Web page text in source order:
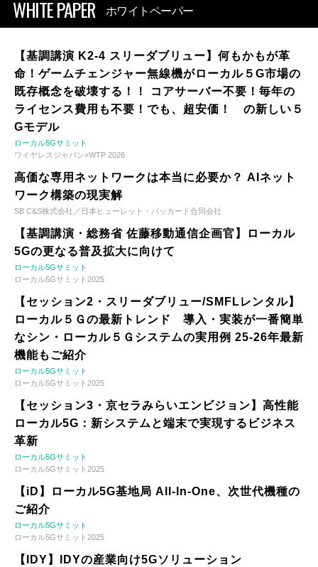
WHITE PAPER ホワイトペーパー
【基調講演 K2-4 スリーダブリュー】何もかもが革
命！ゲームチェンジャー無線機がローカル５G市場の
既存概念を破壊する！！ コアサーバー不要！毎年の
ライセンス費用も不要！でも、超安価！ の新しい５
Gモデル
ローカル5Gサミット
ワイヤレスジャパン×WTP 2026
高価な専用ネットワークは本当に必要か？ AIネット
ワーク構築の現実解
SB C&S株式会社／日本ヒューレット・パッカード合同会社
【基調講演・総務省 佐藤移動通信企画官】ローカル
5Gの更なる普及拡大に向けて
ローカル5Gサミット
ローカル5Gサミット2025
【セッション2・スリーダブリュー/SMFLレンタル】
ローカル５Ｇの最新トレンド 導入・実装が一番簡単
なシン・ローカル５Ｇシステムの実用例 25-26年最新
機能もご紹介
ローカル5Gサミット
ローカル5Gサミット2025
【セッション3・京セラみらいエンビジョン】高性能
ローカル5G：新システムと端末で実現するビジネス
革新
ローカル5Gサミット
ローカル5Gサミット2025
【iD】ローカル5G基地局 All-In-One、次世代機種の
ご紹介
ローカル5Gサミット
ローカル5Gサミット2025
【IDY】IDYの産業向け5Gソリューション